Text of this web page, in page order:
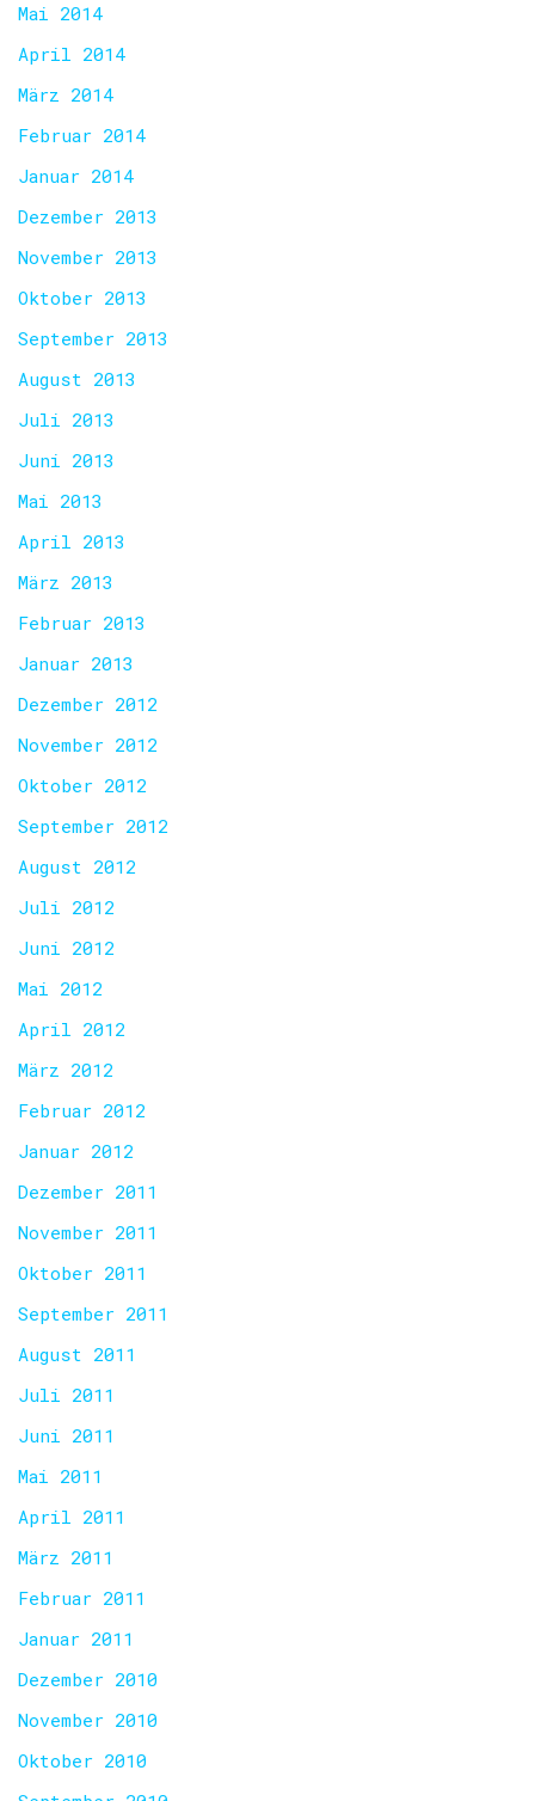
Mai 2014
April 2014
März 2014
Februar 2014
Januar 2014
Dezember 2013
November 2013
Oktober 2013
September 2013
August 2013
Juli 2013
Juni 2013
Mai 2013
April 2013
März 2013
Februar 2013
Januar 2013
Dezember 2012
November 2012
Oktober 2012
September 2012
August 2012
Juli 2012
Juni 2012
Mai 2012
April 2012
März 2012
Februar 2012
Januar 2012
Dezember 2011
November 2011
Oktober 2011
September 2011
August 2011
Juli 2011
Juni 2011
Mai 2011
April 2011
März 2011
Februar 2011
Januar 2011
Dezember 2010
November 2010
Oktober 2010